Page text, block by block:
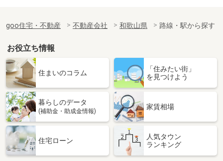
goo住宅・不動産 不動産会社 和歌山県 路線・駅から探す
お役立ち情報
住まいのコラム
「住みたい街」
を見つけよう
暮らしのデータ
(補助金・助成金情報)
家賃相場
住宅ローン
人気タウン
ランキング